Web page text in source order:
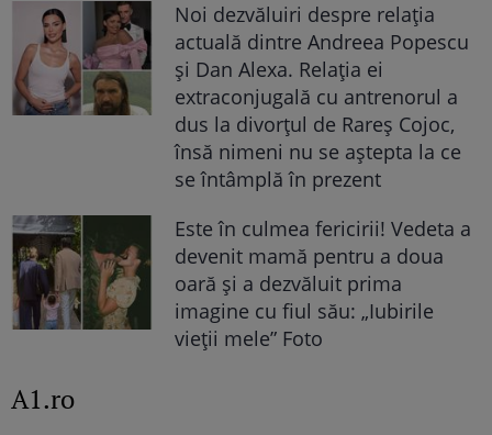
Noi dezvăluiri despre relația
actuală dintre Andreea Popescu
și Dan Alexa. Relația ei
extraconjugală cu antrenorul a
dus la divorțul de Rareș Cojoc,
însă nimeni nu se aștepta la ce
se întâmplă în prezent
Este în culmea fericirii! Vedeta a
devenit mamă pentru a doua
oară și a dezvăluit prima
imagine cu fiul său: „Iubirile
vieții mele” Foto
A1.ro